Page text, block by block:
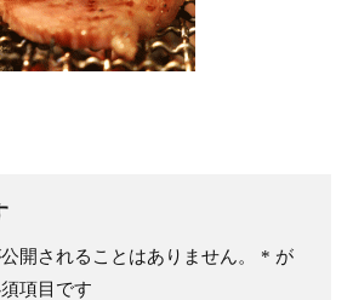
開されることはありません。 * が
項目です